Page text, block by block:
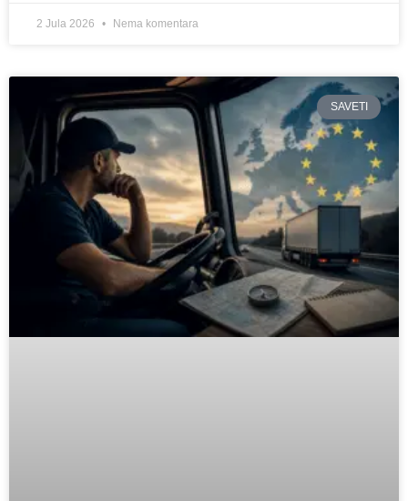
2 Jula 2026 Nema komentara
SAVETI